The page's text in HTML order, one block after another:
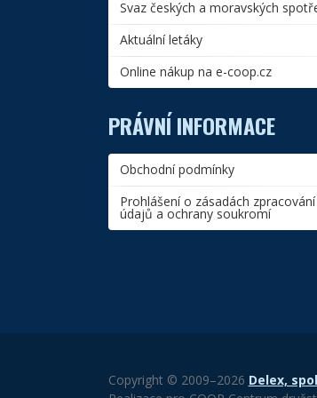
Svaz českých a moravských
Aktuální letáky
Online nákup na e-coop.cz
PRÁVNÍ INFORMACE
Obchodní podmínky
Prohlášení o zásadách
údajů a ochrany soukromí
Copyright © 2009–2026 Delex,